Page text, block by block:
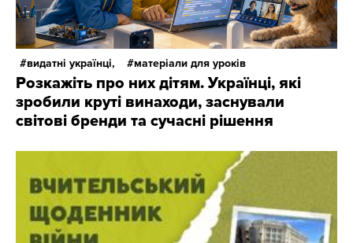
видатні українці, матеріали для уроків
Розкажіть про них дітям. Українці, які
зробили круті винаходи, заснували
світові бренди та сучасні рішення